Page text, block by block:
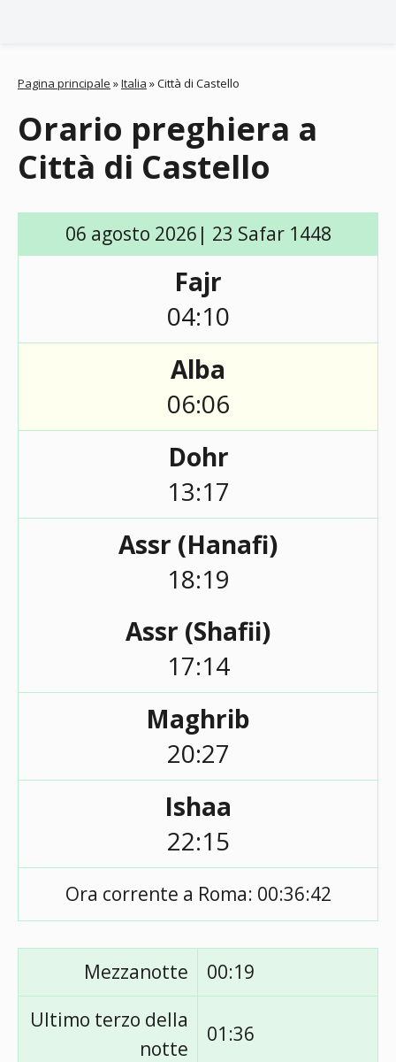
Pagina principale »Italia »Città di Castello
Orario preghiera a
Città di Castello
06 agosto 2026| 23 Safar 1448
Fajr
04:10
Alba
06:06
Dohr
13:17
Assr (Hanafi)
18:19
Assr (Shafii)
17:14
Maghrib
20:27
Ishaa
22:15
Ora corrente a Roma: 00:36:42
Mezzanotte
00:19
Ultimo terzo della
notte
01:36